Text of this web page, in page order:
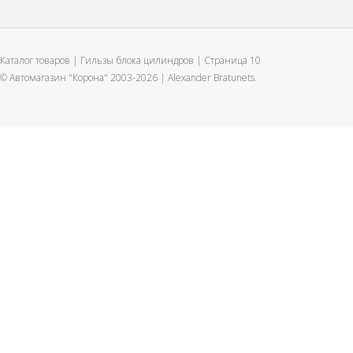
Каталог товаров | Гильзы блока цилиндров | Страница 10
© Автомагазин "Корона" 2003-2026 | Alexander Bratunets.